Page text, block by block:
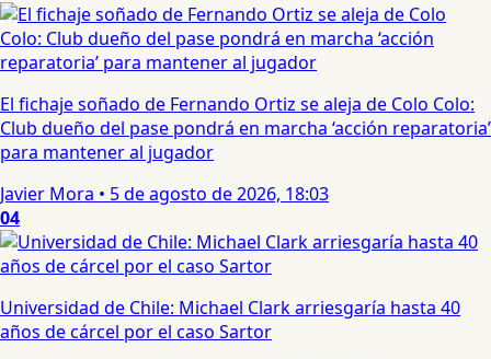
El fichaje soñado de Fernando Ortiz se aleja de Colo Colo:
Club dueño del pase pondrá en marcha ‘acción reparatoria’
para mantener al jugador
Javier Mora • 5 de agosto de 2026, 18:03
04
Universidad de Chile: Michael Clark arriesgaría hasta 40
años de cárcel por el caso Sartor